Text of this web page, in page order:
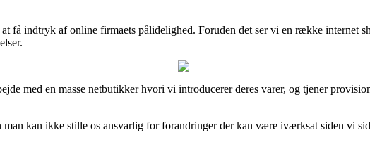
få indtryk af online firmaets pålidelighed. Foruden det ser vi en række internet
med en masse netbutikker hvori vi introducerer deres varer, og tjener
kan ikke stille os ansvarlig for forandringer der kan være iværksat siden vi